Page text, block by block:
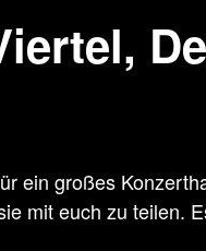
ein großes
mit euch zu teilen.